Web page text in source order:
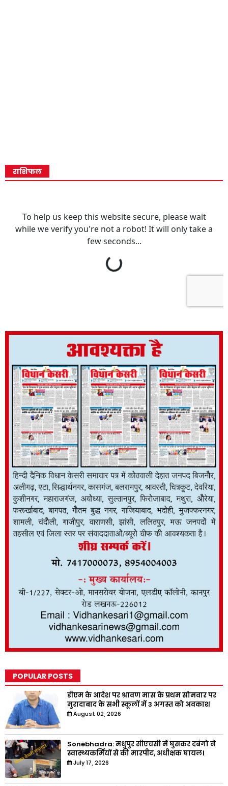
राशिफल
POPULAR POSTS
डीएम के आदेश पर श्रावण मास के प्रथम सोमवार पर
मुरादाबाद के सभी स्कूलों में 3 अगस्त को अवकाश
August 02, 2026
Sonebhadra: मधुपुर सीएचसी में घुसकर दबंगो ने
स्वास्थ्यकर्मियों से की मारपीट, अधीक्षक घायल।
July 17, 2026